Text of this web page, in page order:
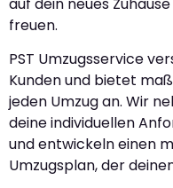
freuen.
PST Umzugsservice
Kunden und bietet
jeden Umzug an. Wir
deine individuellen
und entwickeln einen
Umzugsplan, der